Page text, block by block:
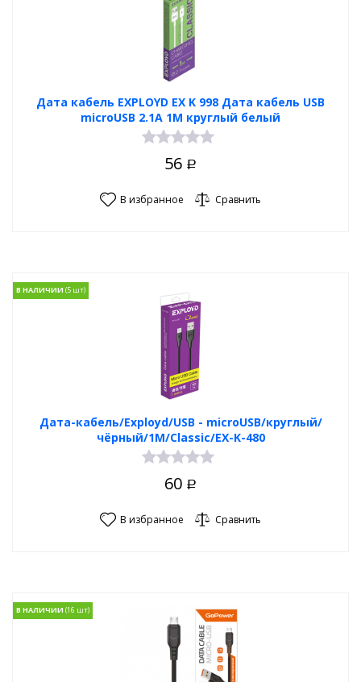
Дата кабель EXPLOYD EX K 998 Дата кабель USB
microUSB 2.1A 1М круглый белый
56 Р
В избранное Сравнить
Дата-кабель/Exployd/USB - microUSB/круглый/
чёрный/1М/Classic/EX-K-480
В НАЛИЧИИ
60 Р
В избранное Сравнить
В НАЛИЧИИ